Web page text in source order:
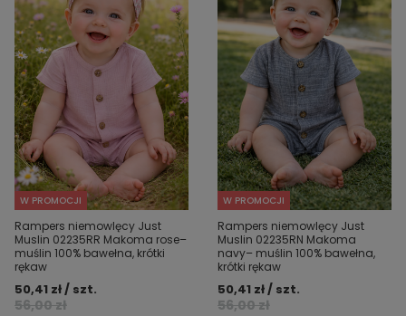
W PROMOCJI
Rampers niemowlęcy Just
Muslin 02235RR Makoma rose–
muślin 100% bawełna, krótki
rękaw
56,00 zł
50,41 zł / szt.
W PROMOCJI
Rampers niemowlęcy Just
Muslin 02235RN Makoma
navy– muślin 100% bawełna,
krótki rękaw
56,00 zł
50,41 zł / szt.